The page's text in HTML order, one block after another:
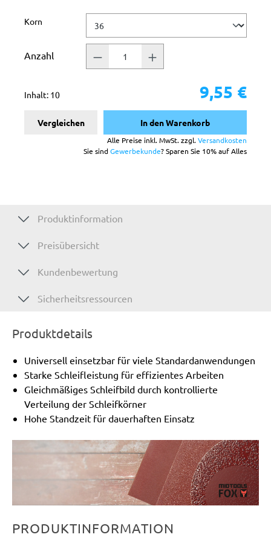
Korn
Anzahl
Inhalt: 10 9,55 €
Vergleichen In den Warenkorb
Alle Preise inkl. MwSt. zzgl.Versandkosten
Sie sindGewerbekunde? Sparen Sie 10% auf Alles
Produktinformation
Preisübersicht
Kundenbewertung
Sicherheitsressourcen
Produktdetails
Universell einsetzbar für viele Standardanwendungen
Starke Schleifleistung für effizientes Arbeiten
Gleichmäßiges Schleifbild durch kontrollierte
Verteilung der Schleifkörner
Hohe Standzeit für dauerhaften Einsatz
PRODUKTINFORMATION